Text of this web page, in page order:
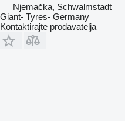
Njemačka, Schwalmstadt
Giant- Tyres- Germany
Kontaktirajte prodavatelja